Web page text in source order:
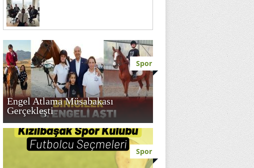
Spor
Engel Atlama Müsabakası
Gerçekleşti
Spor